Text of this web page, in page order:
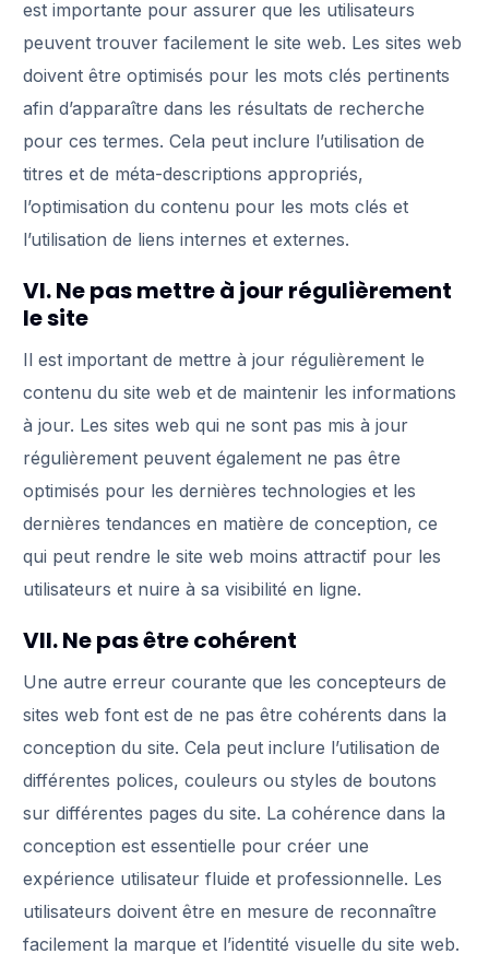
est importante pour assurer que les utilisateurs
peuvent trouver facilement le site web. Les sites web
doivent être optimisés pour les mots clés pertinents
afin d’apparaître dans les résultats de recherche
pour ces termes. Cela peut inclure l’utilisation de
titres et de méta-descriptions appropriés,
l’optimisation du contenu pour les mots clés et
l’utilisation de liens internes et externes.
VI. Ne pas mettre à jour régulièrement
le site
Il est important de mettre à jour régulièrement le
contenu du site web et de maintenir les informations
à jour. Les sites web qui ne sont pas mis à jour
régulièrement peuvent également ne pas être
optimisés pour les dernières technologies et les
dernières tendances en matière de conception, ce
qui peut rendre le site web moins attractif pour les
utilisateurs et nuire à sa visibilité en ligne.
VII. Ne pas être cohérent
Une autre erreur courante que les concepteurs de
sites web font est de ne pas être cohérents dans la
conception du site. Cela peut inclure l’utilisation de
différentes polices, couleurs ou styles de boutons
sur différentes pages du site. La cohérence dans la
conception est essentielle pour créer une
expérience utilisateur fluide et professionnelle. Les
utilisateurs doivent être en mesure de reconnaître
facilement la marque et l’identité visuelle du site web.